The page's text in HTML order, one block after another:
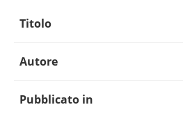
Titolo
Autore
Pubblicato in